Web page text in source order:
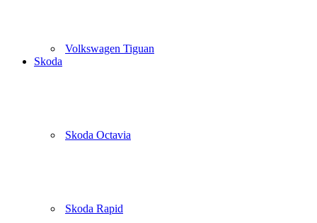
Volkswagen Tiguan
Skoda
Skoda Octavia
Skoda Rapid